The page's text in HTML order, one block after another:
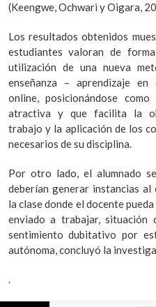
(Keengwe, Ochwari y Oigara,
Los resultados obtenidos
estudiantes valoran de
utilización de una nueva
enseñanza – aprendizaje
online, posicionándose
atractiva y que facilita la
trabajo y la aplicación de los
necesarios de su disciplina.
Por otro lado, el alumnado
deberían generar instancias al
la clase donde el docente
enviado a trabajar,
sentimiento dubitativo por
autónoma, concluyó la
.